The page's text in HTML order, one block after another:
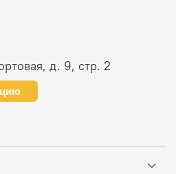
д. 9, стр. 2